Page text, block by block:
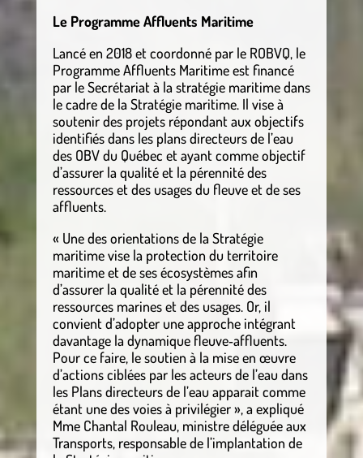
Le Programme Affluents Maritime
Lancé en 2018 et coordonné par le ROBVQ, le
Programme Affluents Maritime est financé
par le Secrétariat à la stratégie maritime dans
le cadre de la Stratégie maritime. Il vise à
soutenir des projets répondant aux objectifs
identifiés dans les plans directeurs de l’eau
des OBV du Québec et ayant comme objectif
d’assurer la qualité et la pérennité des
ressources et des usages du fleuve et de ses
affluents.
« Une des orientations de la Stratégie
maritime vise la protection du territoire
maritime et de ses écosystèmes afin
d’assurer la qualité et la pérennité des
ressources marines et des usages. Or, il
convient d’adopter une approche intégrant
davantage la dynamique fleuve‑affluents.
Pour ce faire, le soutien à la mise en œuvre
d’actions ciblées par les acteurs de l’eau dans
les Plans directeurs de l’eau apparait comme
étant une des voies à privilégier », a expliqué
Mme Chantal Rouleau, ministre déléguée aux
Transports, responsable de l’implantation de